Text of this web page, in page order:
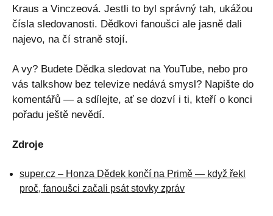
Kraus a Vinczeová. Jestli to byl správný tah, ukážou
čísla sledovanosti. Dědkovi fanoušci ale jasně dali
najevo, na čí straně stojí.
A vy? Budete Dědka sledovat na YouTube, nebo pro
vás talkshow bez televize nedává smysl? Napište do
komentářů — a sdílejte, ať se dozví i ti, kteří o konci
pořadu ještě nevědí.
Zdroje
super.cz – Honza Dědek končí na Primě — když řekl
proč, fanoušci začali psát stovky zpráv